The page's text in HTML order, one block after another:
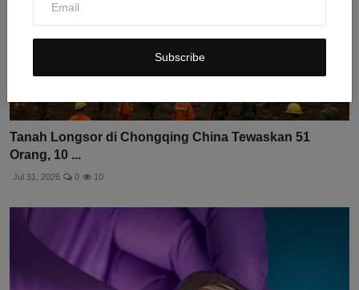
Subscribe
Tanah Longsor di Chongqing China Tewaskan 51
Orang, 10 ...
Jul 31, 2026 0 10